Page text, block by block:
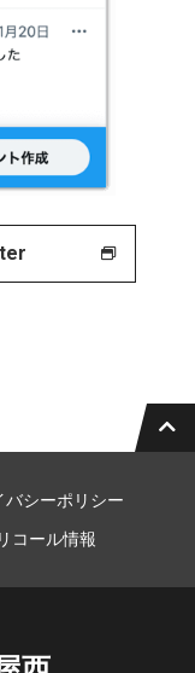
バシーポリシー
コール情報